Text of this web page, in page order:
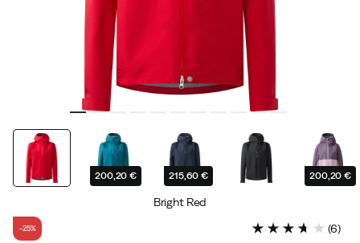
200,20 € 215,60 € 200,20 €
Bright Red
-25% (6)